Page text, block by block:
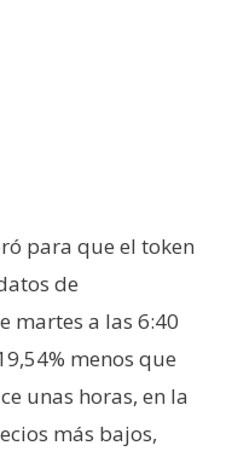
para que el token
de
martes a las 6:40
menos que
unas horas, en la
más bajos,